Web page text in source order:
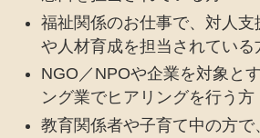
福祉関係のお仕事で、対人支
や人材育成を担当されている
NGO／NPOや企業を対象と
ング業でヒアリングを行う方
教育関係者や子育て中の方で